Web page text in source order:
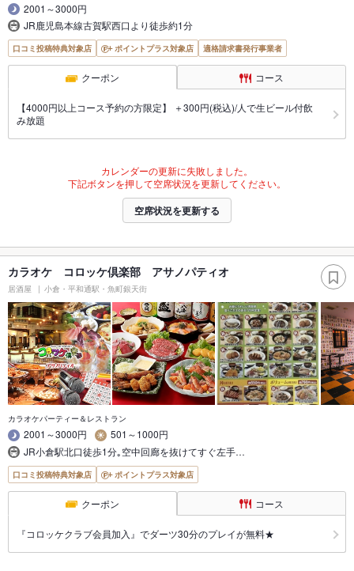
2001～3000円
JR鹿児島本線古賀駅西口より徒歩約1分
口コミ投稿特典対象店 ポイントプラス対象店 適格請求書発行事業者
クーポン コース
【4000円以上コース予約の方限定】 ＋300円(税込)/人で生ビール付飲
み放題
カレンダーの更新に失敗しました。
下記ボタンを押して空席状況を更新してください。
空席状況を更新する
カラオケ コロッケ倶楽部 アサノパティオ
居酒屋 小倉・平和通駅・魚町銀天街
カラオケパーティー＆レストラン
2001～3000円
501～1000円
JR小倉駅北口徒歩1分｡空中回廊を抜けてすぐ左手…
口コミ投稿特典対象店 ポイントプラス対象店
クーポン コース
『コロッケクラブ会員加入』でダーツ30分のプレイが無料★